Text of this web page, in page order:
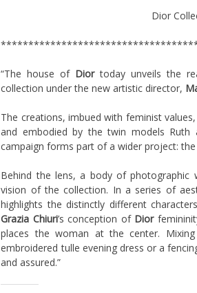
Dior
“The house of Diortoday unveils the
collection under the new artistic director,
The creations, imbued with feminist
and embodied by the twin models
campaign forms part of a wider project:
Behind the lens, a body of photographic
vision of the collection. In a series of
highlights the distinctly different
Grazia Chiuri’s conception of Dior
places the woman at the center.
embroidered tulle evening dress or a
and assured.”